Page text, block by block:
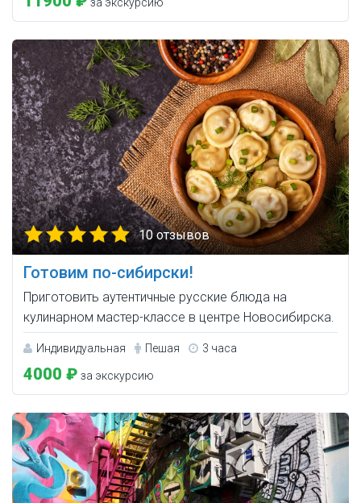
10 отзывов
Готовим по-сибирски!
Приготовить аутентичные русские блюда на
кулинарном мастер-классе в центре Новосибирска.
Индивидуальная Пешая 3 часа
4000 ₽ за экскурсию